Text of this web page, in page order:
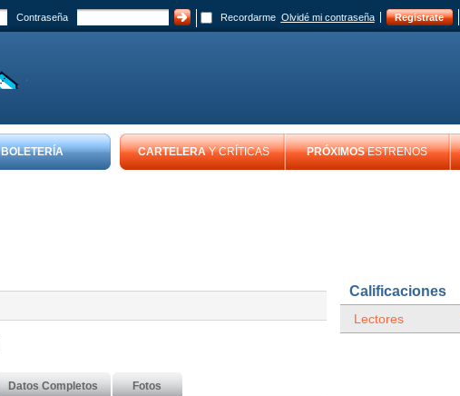
Contraseña Recordarme Olvidé mi contraseña Registrate
BOLETERÍA CARTELERAY CRÍTICAS PRÓXIMOSESTRENOS
Datos Completos Fotos
Calificaciones
Lectores